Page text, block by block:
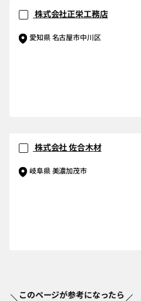
株式会社正栄工務店
愛知県 名古屋市中川区
株式会社 佐合木材
岐阜県 美濃加茂市
このページが参考になったら